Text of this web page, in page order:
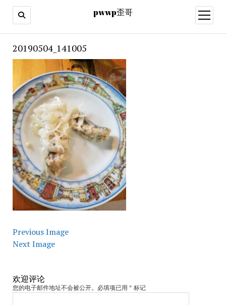
pwwp歪哥
open
menu
20190504_141005
Previous Image
Next Image
欢迎评论
您的电子邮件地址不会被公开。必填项已用 * 标记